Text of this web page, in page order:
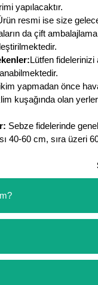
yapılacaktır.
resmi ise size
da çift
Lütfen fidelerinizi
yapmadan önce
kuşağında olan
Sebze fidelerinde
40-60 cm, sıra üzeri
göre bir kargo